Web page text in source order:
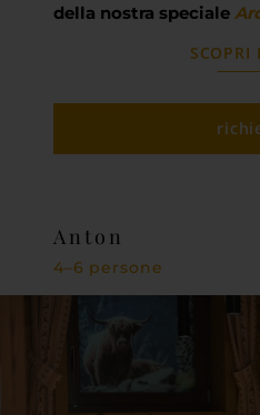
della nostra speciale
SCOPRI
Anton
4–6 persone